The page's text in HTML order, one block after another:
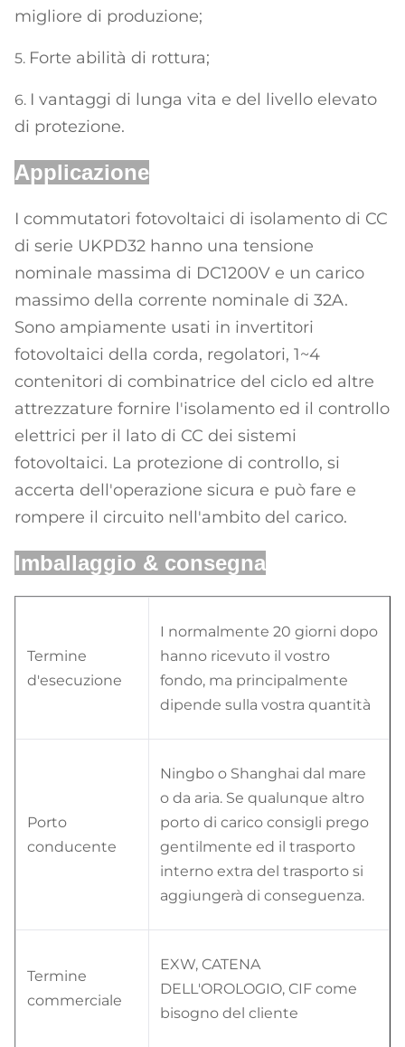
migliore di produzione;
5. Forte abilità di rottura;
6. I vantaggi di lunga vita e del livello elevato
di protezione.
Applicazione
I commutatori fotovoltaici di isolamento di CC
di serie UKPD32 hanno una tensione
nominale massima di DC1200V e un carico
massimo della corrente nominale di 32A.
Sono ampiamente usati in invertitori
fotovoltaici della corda, regolatori, 1~4
contenitori di combinatrice del ciclo ed altre
attrezzature fornire l'isolamento ed il controllo
elettrici per il lato di CC dei sistemi
fotovoltaici. La protezione di controllo, si
accerta dell'operazione sicura e può fare e
rompere il circuito nell'ambito del carico.
Imballaggio & consegna
Termine
d'esecuzione
I normalmente 20 giorni dopo
hanno ricevuto il vostro
fondo, ma principalmente
dipende sulla vostra quantità
Porto
conducente
Ningbo o Shanghai dal mare
o da aria. Se qualunque altro
porto di carico consigli prego
gentilmente ed il trasporto
interno extra del trasporto si
aggiungerà di conseguenza.
Termine
commerciale
EXW, CATENA
DELL'OROLOGIO, CIF come
bisogno del cliente